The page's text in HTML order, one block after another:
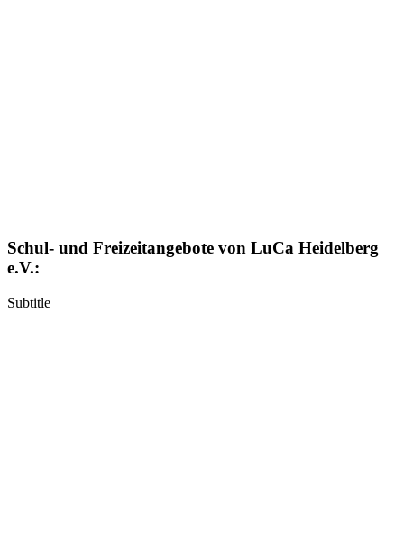
Schul- und Freizeitangebote von LuCa Heidelberg
e.V.:
Subtitle